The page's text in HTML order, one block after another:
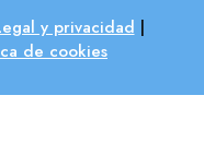
y privacidad|
de cookies